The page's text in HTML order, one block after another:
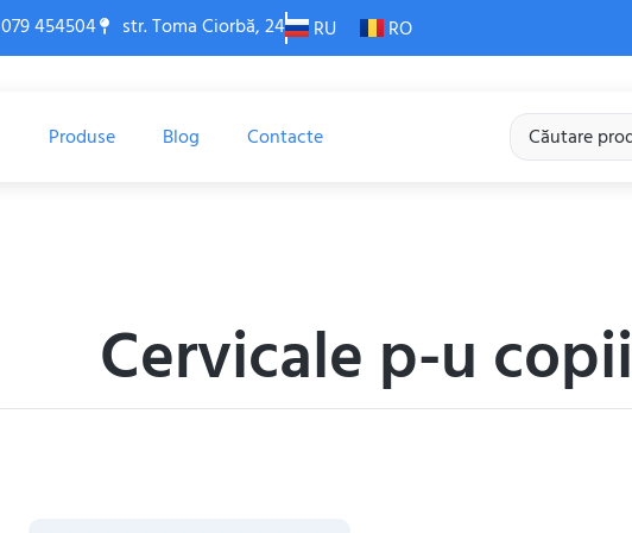
079 454504 str. Toma Ciorbă, 24 RU RO
Produse Blog Contacte
Cervicale p-u copii